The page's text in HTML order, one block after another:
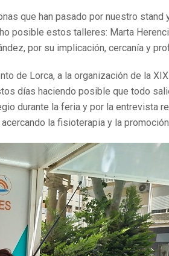
que han pasado por nuestro stand
posible estos talleres: Marta
por su implicación, cercanía y
de Lorca, a la organización de la
días haciendo posible que todo
durante la feria y por la entrevista
la fisioterapia y la